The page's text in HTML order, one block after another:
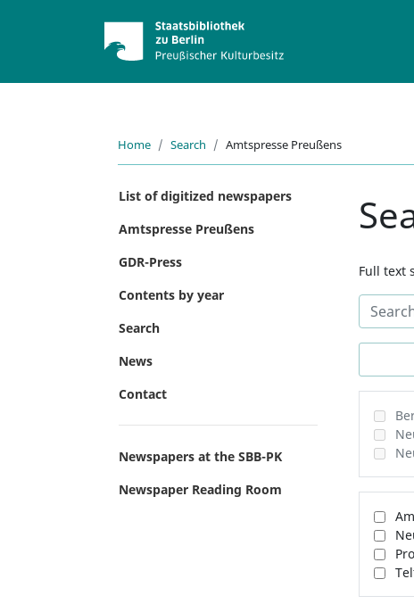
Home Search Amtspresse Preußens
List of digitized newspapers
Amtspresse Preußens
GDR-Press
Contents by year
Search
News
Contact
Newspapers at the SBB-PK
Newspaper Reading Room
Full text